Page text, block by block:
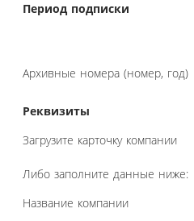
Период подписки
Архивные номера (номер, год)
Реквизиты
Загрузите карточку компании
Либо заполните данные ниже:
Название компании